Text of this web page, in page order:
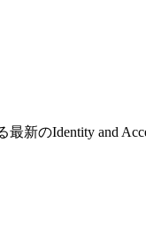
のIdentity and